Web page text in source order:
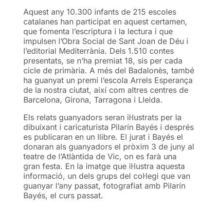
Aquest any 10.300 infants de 215 escoles
catalanes han participat en aquest certamen,
que fomenta l’escriptura i la lectura i que
impulsen l’Obra Social de Sant Joan de Déu i
l’editorial Mediterrània. Dels 1.510 contes
presentats, se n’ha premiat 18, sis per cada
cicle de primària. A més del Badalonès, també
ha guanyat un premi l’escola Arrels Esperança
de la nostra ciutat, així com altres centres de
Barcelona, Girona, Tarragona i Lleida.
Els relats guanyadors seran il·lustrats per la
dibuixant i caricaturista Pilarín Bayés i després
es publicaran en un llibre. El jurat i Bayés el
donaran als guanyadors el pròxim 3 de juny al
teatre de l’Atlàntida de Vic, on es farà una
gran festa. En la imatge que il·lustra aquesta
informació, un dels grups del col·legi que van
guanyar l’any passat, fotografiat amb Pilarín
Bayés, el curs passat.